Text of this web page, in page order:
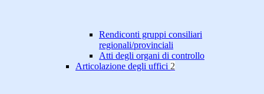
Rendiconti gruppi consiliari
regionali/provinciali
Atti degli organi di controllo
Articolazione degli uffici 2